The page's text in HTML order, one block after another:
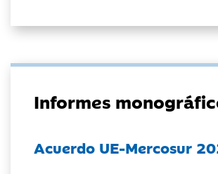
Informes
Acuerdo UE-Mercosur